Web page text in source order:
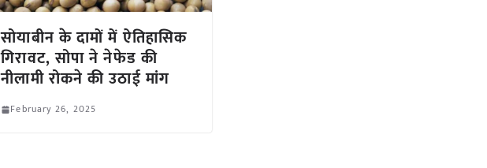
सोयाबीन के दामों में ऐतिहासिक
गिरावट, सोपा ने नेफेड की
नीलामी रोकने की उठाई मांग
February 26, 2025